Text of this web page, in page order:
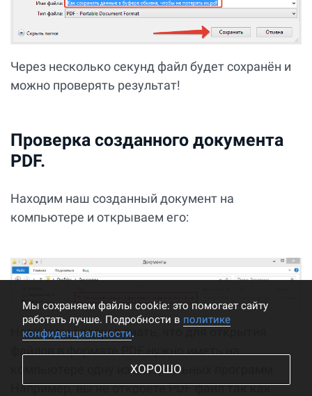
Через несколько секунд файл будет сохранён и
можно проверять результат!
Проверка созданного документа
PDF.
Находим наш созданный документ на
компьютере и открываем его:
Новичкам следует знать, что для открытия
компьютере одну из специальных программ.
Например, вы не откроете PDF файл так как
Мы cохраняем файлы cookie: это помогает сайту
работать лучше. Подробности в политике
конфиденциальности.
ХОРОШО